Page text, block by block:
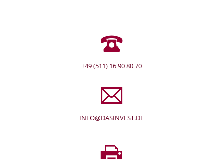
+49 (511) 16 90 80 70
INFO@DASINVEST.DE